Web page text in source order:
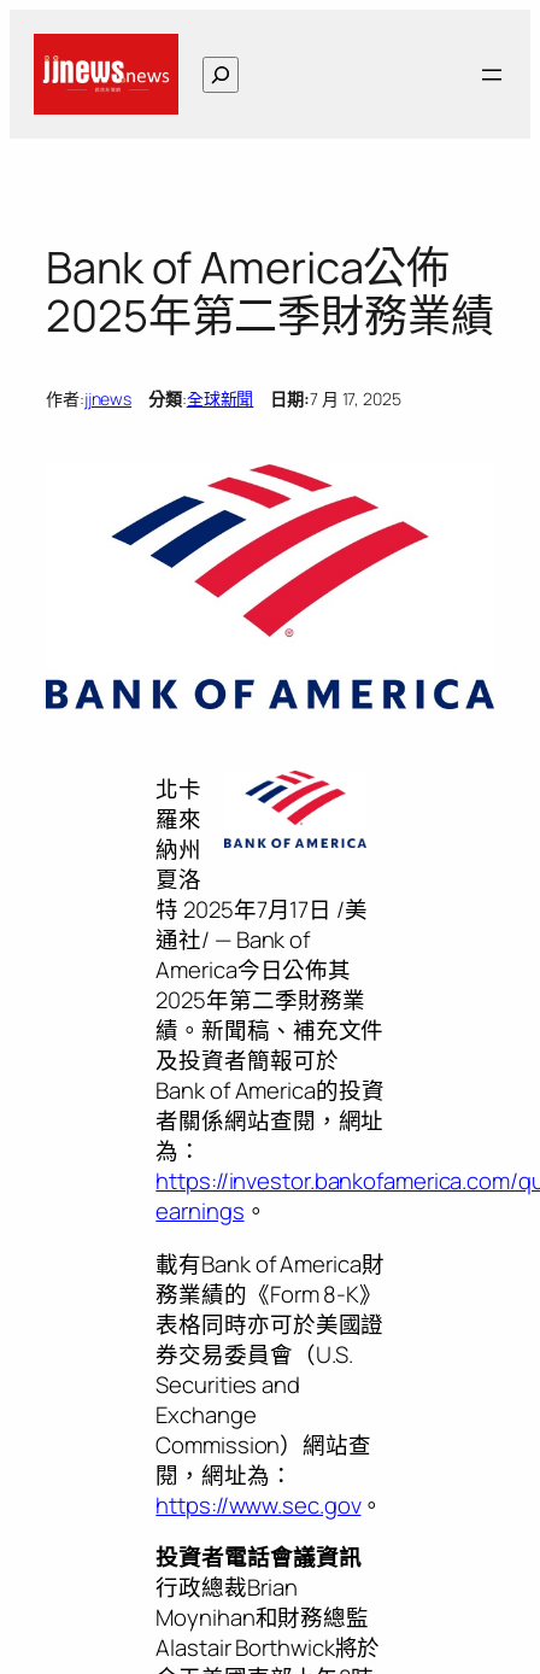
搜
尋
Bank of America公佈
2025年第二季財務業績
作者:jjnews 分類:全球新聞 日期:7 月 17, 2025
北卡
羅來
納州
夏洛
特 2025年7月17日 /美
通社/ — Bank of
America今日公佈其
2025年第二季財務業
績。新聞稿、補充文件
及投資者簡報可於
Bank of America的投資
者關係網站查閱，網址
為：
https://investor.bankofamerica.com/
earnings 。
載有Bank of America財
務業績的《Form 8-K》
表格同時亦可於美國證
券交易委員會（U.S.
Securities and
Exchange
Commission）網站查
閱，網址為：
https://www.sec.gov。
投資者電話會議資訊
行政總裁Brian
Moynihan和財務總監
Alastair Borthwick將於